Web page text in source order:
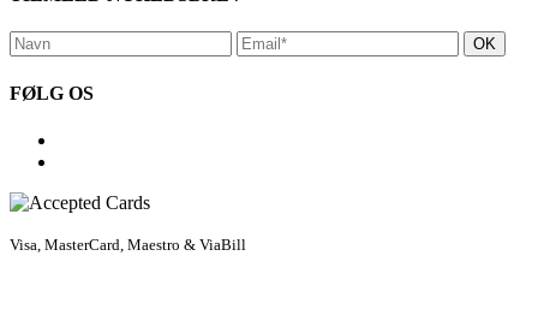
FØLG OS
Visa, MasterCard, Maestro & ViaBill